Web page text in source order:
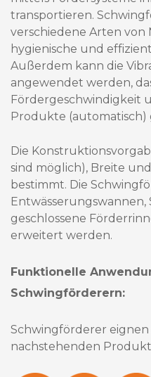
transportieren.
verschiedene Arten
hygienische und
Außerdem kann die
angewendet werden,
Fördergeschwindigkeit
Produkte
Die
sind möglich), Breite
bestimmt. Die
Entwässerungswannen,
geschlossene
erweitert werden.
Funktionelle
Schwingförderern:
Schwingförderer
nachstehenden